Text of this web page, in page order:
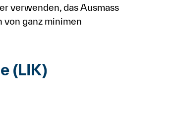
verwenden, das Ausmass
ganz minimen
(LIK)